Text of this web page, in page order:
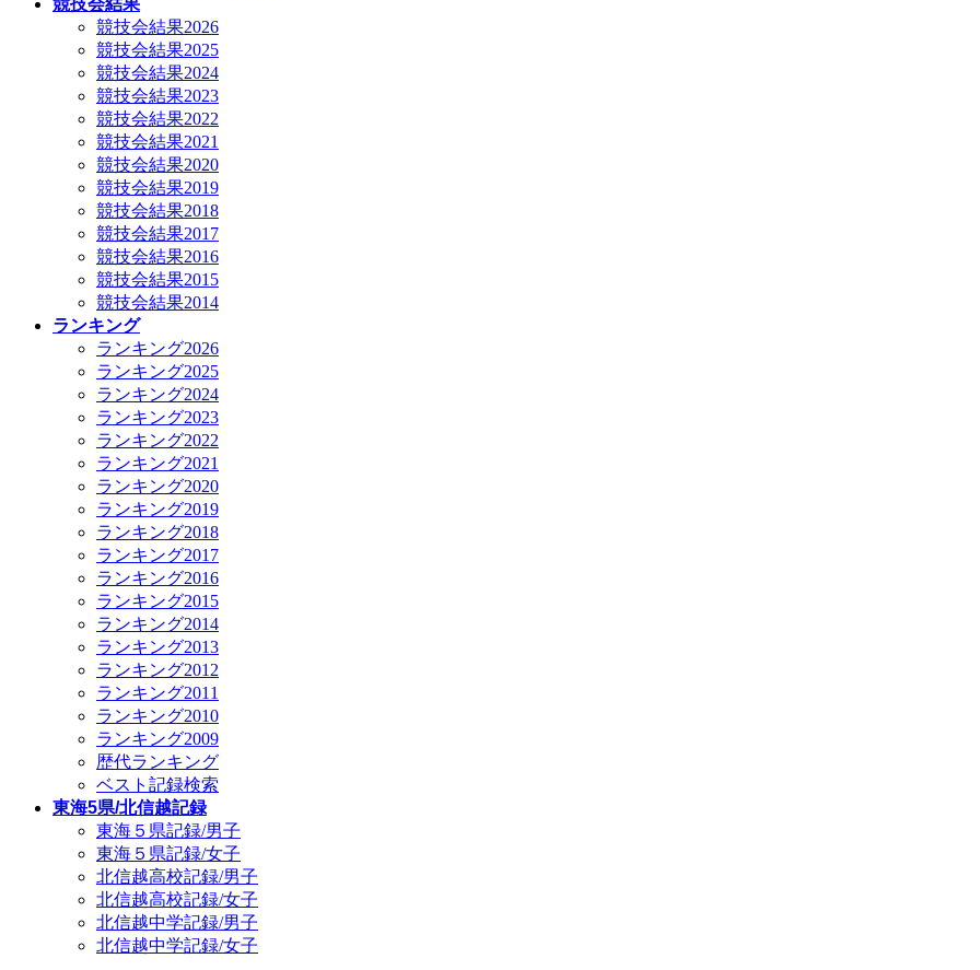
競技会結果
競技会結果2026
競技会結果2025
競技会結果2024
競技会結果2023
競技会結果2022
競技会結果2021
競技会結果2020
競技会結果2019
競技会結果2018
競技会結果2017
競技会結果2016
競技会結果2015
競技会結果2014
ランキング
ランキング2026
ランキング2025
ランキング2024
ランキング2023
ランキング2022
ランキング2021
ランキング2020
ランキング2019
ランキング2018
ランキング2017
ランキング2016
ランキング2015
ランキング2014
ランキング2013
ランキング2012
ランキング2011
ランキング2010
ランキング2009
歴代ランキング
ベスト記録検索
東海5県/北信越記録
東海５県記録/男子
東海５県記録/女子
北信越高校記録/男子
北信越高校記録/女子
北信越中学記録/男子
北信越中学記録/女子